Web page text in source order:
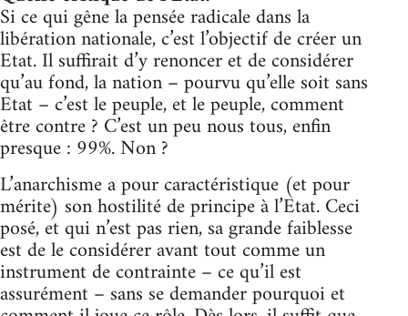
Si ce qui gêne la pensée radicale dans la
libération nationale, c’est l’objectif de créer un
Etat. Il suffirait d’y renoncer et de considérer
qu’au fond, la nation – pourvu qu’elle soit sans
Etat – c’est le peuple, et le peuple, comment
être contre ? C’est un peu nous tous, enfin
presque : 99%. Non ?
L’anarchisme a pour caractéristique (et pour
mérite) son hostilité de principe à l’Etat. Ceci
posé, et qui n’est pas rien, sa grande faiblesse
est de le considérer avant tout comme un
instrument de contrainte – ce qu’il est
assurément – sans se demander pourquoi et